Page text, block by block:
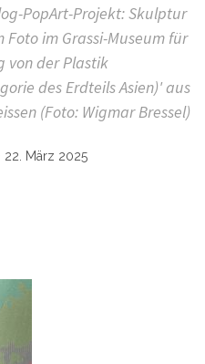
PopArt-Projekt: Skulptur
Foto im Grassi-Museum für
von der Plastik
des Erdteils Asien)' aus
(Foto: Wigmar Bressel)
22. März 2025